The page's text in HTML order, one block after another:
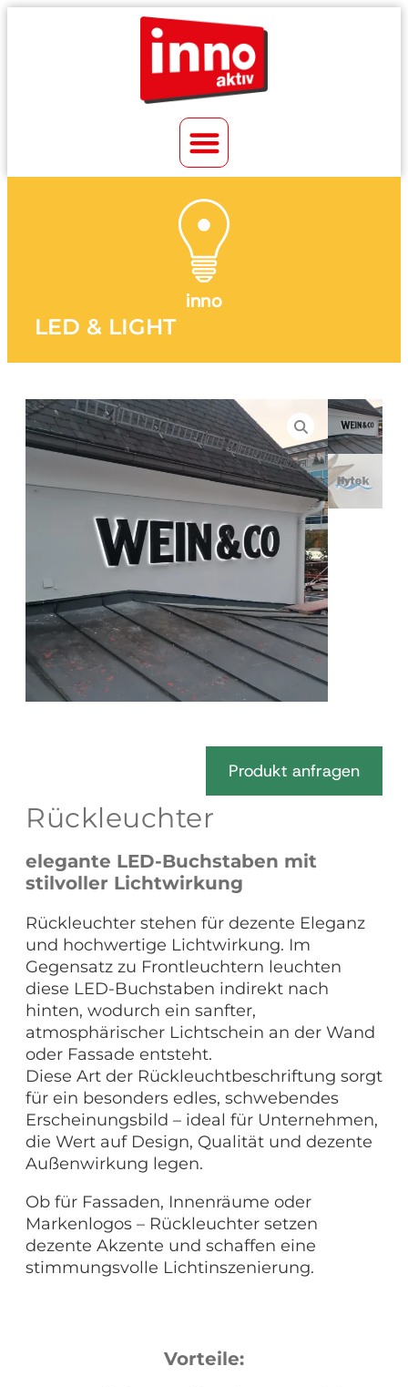
inno
LED & LIGHT
Produkt anfragen
Rückleuchter
elegante LED-Buchstaben mit
stilvoller Lichtwirkung
Rückleuchter stehen für dezente Eleganz
und hochwertige Lichtwirkung. Im
Gegensatz zu Frontleuchtern leuchten
diese LED-Buchstaben indirekt nach
hinten, wodurch ein sanfter,
atmosphärischer Lichtschein an der Wand
oder Fassade entsteht.
Diese Art der Rückleuchtbeschriftung sorgt
für ein besonders edles, schwebendes
Erscheinungsbild – ideal für Unternehmen,
die Wert auf Design, Qualität und dezente
Außenwirkung legen.
Ob für Fassaden, Innenräume oder
Markenlogos – Rückleuchter setzen
dezente Akzente und schaffen eine
stimmungsvolle Lichtinszenierung.
Vorteile: